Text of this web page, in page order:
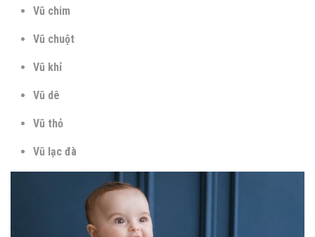
Vũ chim
Vũ chuột
Vũ khỉ
Vũ dê
Vũ thỏ
Vũ lạc đà